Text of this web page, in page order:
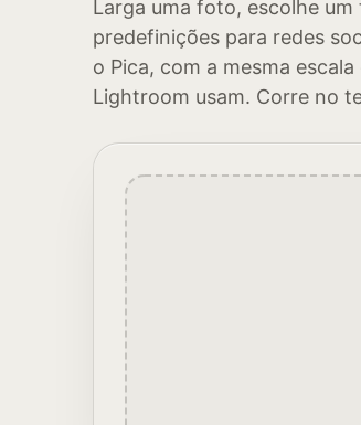
Larga uma foto, escolhe
predefinições para redes
o Pica, com a mesma
Lightroom usam. Corre no